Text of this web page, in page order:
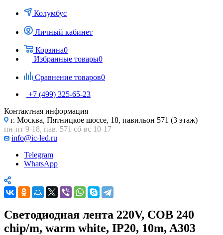
Колумбус
Личный кабинет
Корзина0
Избранные товары0
Сравнение товаров0
+7 (499) 325-65-23
Контактная информация
г. Москва, Пятницкое шоссе, 18, павильон 571 (3 этаж)
пн-пт 9-18, пав. 571 сб-вс 10-17
info@ic-led.ru
Telegram
WhatsApp
Светодиодная лента 220V, COB 240
chip/m, warm white, IP20, 10m, A303